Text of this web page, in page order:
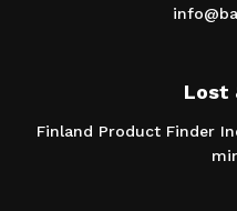
Lost
Finland Product Finder